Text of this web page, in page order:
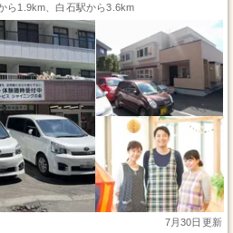
ら1.9km、白石駅から3.6km
7月30日更新